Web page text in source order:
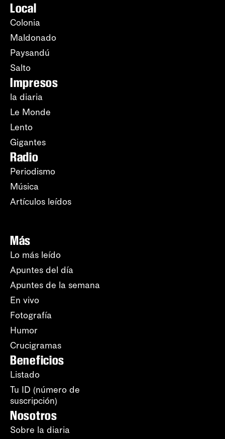
Local
Colonia
Maldonado
Paysandú
Salto
Impresos
la diaria
Le Monde
Lento
Gigantes
Radio
Periodismo
Música
Artículos leídos
Más
Lo más leído
Apuntes del día
Apuntes de la semana
En vivo
Fotografía
Humor
Crucigramas
Beneficios
Listado
Tu ID (número de
suscripción)
Nosotros
Sobre la diaria